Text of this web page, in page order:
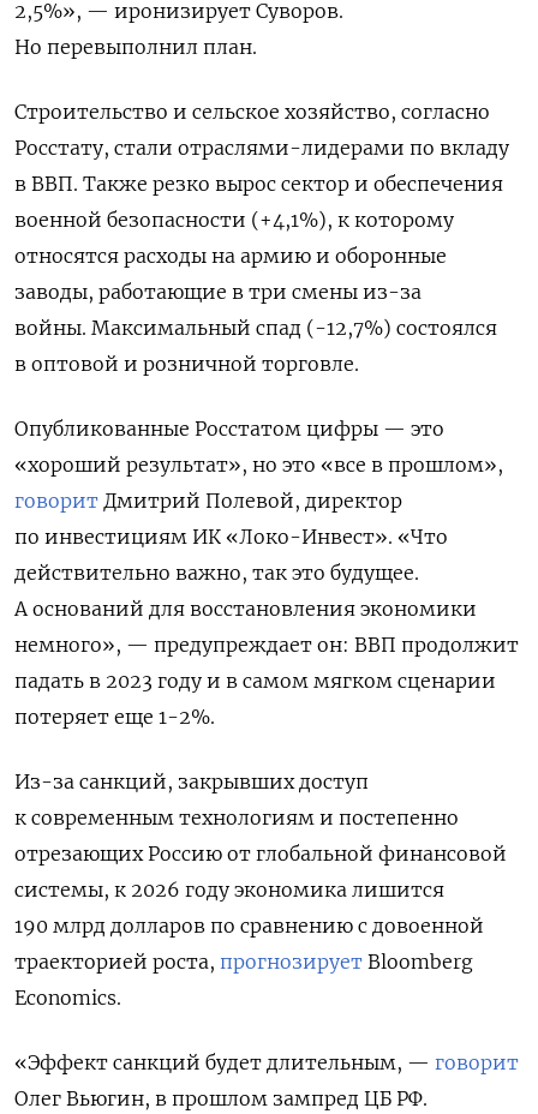
2,5%», — иронизирует Суворов.
Но перевыполнил план.
Строительство и сельское хозяйство, согласно
Росстату, стали отраслями-лидерами по вкладу
в ВВП. Также резко вырос сектор и обеспечения
военной безопасности (+4,1%), к которому
относятся расходы на армию и оборонные
заводы, работающие в три смены из-за
войны. Максимальный спад (-12,7%) состоялся
в оптовой и розничной торговле.
Опубликованные Росстатом цифры — это
«хороший результат», но это «все в прошлом»,
говорит Дмитрий Полевой, директор
по инвестициям ИК «Локо-Инвест». «Что
действительно важно, так это будущее.
А оснований для восстановления экономики
немного», — предупреждает он: ВВП продолжит
падать в 2023 году и в самом мягком сценарии
потеряет еще 1-2%.
Из-за санкций, закрывших доступ
к современным технологиям и постепенно
отрезающих Россию от глобальной финансовой
системы, к 2026 году экономика лишится
190 млрд долларов по сравнению с довоенной
траекторией роста, прогнозирует Bloomberg
Economics.
«Эффект санкций будет длительным, — говорит
Олег Вьюгин, в прошлом зампред ЦБ РФ.